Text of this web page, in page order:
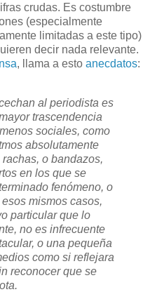
crudas. Es costumbre
(especialmente
limitadas a este tipo)
decir nada relevante.
, llama a esto anecdatos:
al periodista es
trascendencia
sociales, como
absolutamente
o bandazos,
en los que se
fenómeno, o
mismos casos,
particular que lo
no es infrecuente
o una pequeña
como si reflejara
reconocer que se